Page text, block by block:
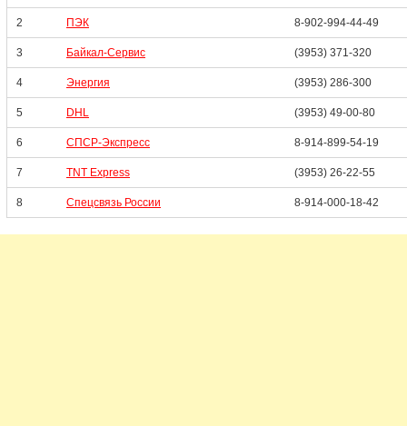
2 ПЭК 8-902-994-44-49
3 Байкал-Сервис (3953) 371-320
4 Энергия (3953) 286-300
5 DHL (3953) 49-00-80
6 СПСР-Экспресс 8-914-899-54-19
7 TNT Express (3953) 26-22-55
8 Спецсвязь России 8-914-000-18-42